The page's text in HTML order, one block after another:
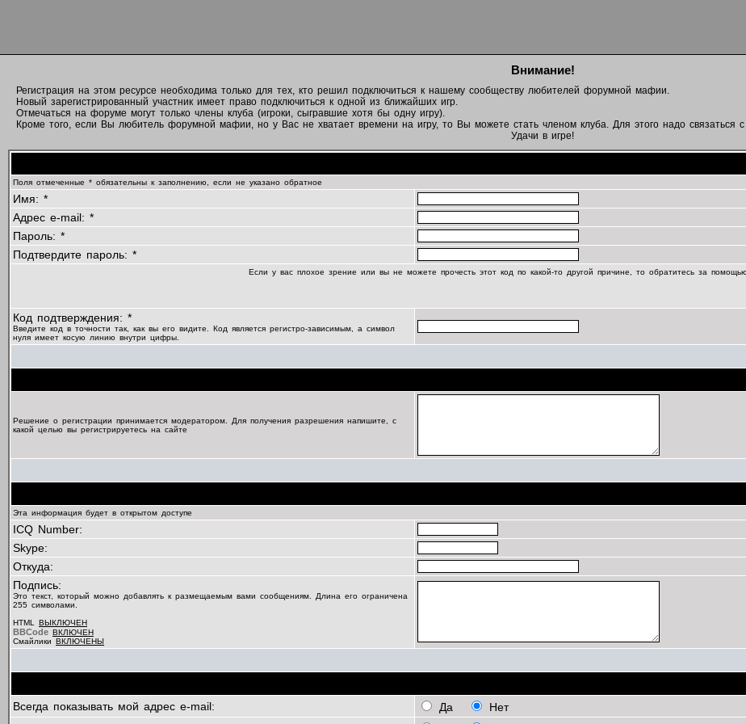
Внимание!
Регистрация на этом ресурсе необходима только для тех, кто решил подключиться к нашему сообществу любителей форумной мафии.
Новый зарегистрированный участник имеет право подключиться к одной из ближайших игр.
Отмечаться на форуме могут только члены клуба (игроки, сыгравшие хотя бы одну игру).
Кроме того, если Вы любитель форумной мафии, но у Вас не хватает времени на игру, то Вы можете стать членом клуба. Для этого надо связаться
Удачи в игре!
Поля отмеченные * обязательны к заполнению, если не указано обратное
Имя: *
Адрес e-mail: *
Пароль: *
Подтвердите пароль: *
Если у вас плохое зрение или вы не можете прочесть этот код по какой-то другой причине, то обратитесь за
Код подтверждения: *
Введите код в точности так, как вы его видите. Код является регистро-зависимым, а символ
нуля имеет косую линию внутри цифры.
Решение о регистрации принимается модератором. Для получения разрешения напишите, с
какой целью вы регистрируетесь на сайте
Эта информация будет в открытом доступе
ICQ Number:
Skype:
Откуда:
Подпись:
Это текст, который можно добавлять к размещаемым вами сообщениям. Длина его ограничена
255 символами.
HTML ВЫКЛЮЧЕН
BBCode ВКЛЮЧЕН
Смайлики ВКЛЮЧЕНЫ
Всегда показывать мой адрес e-mail: Да
Нет